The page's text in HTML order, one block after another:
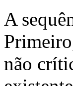
A
não